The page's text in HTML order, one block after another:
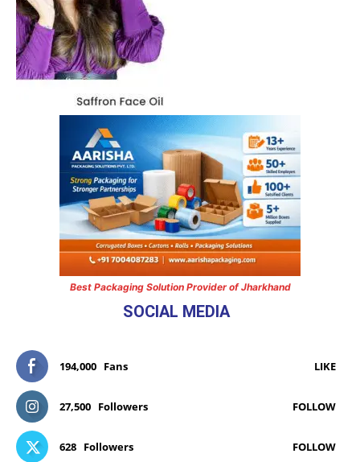
Best Packaging Solution Provider of Jharkhand
SOCIAL MEDIA
194,000 Fans LIKE
27,500 Followers FOLLOW
628 Followers FOLLOW